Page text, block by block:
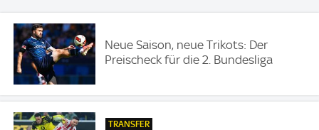
Neue Saison, neue Trikots: Der
Preischeck für die 2. Bundesliga
TRANSFER